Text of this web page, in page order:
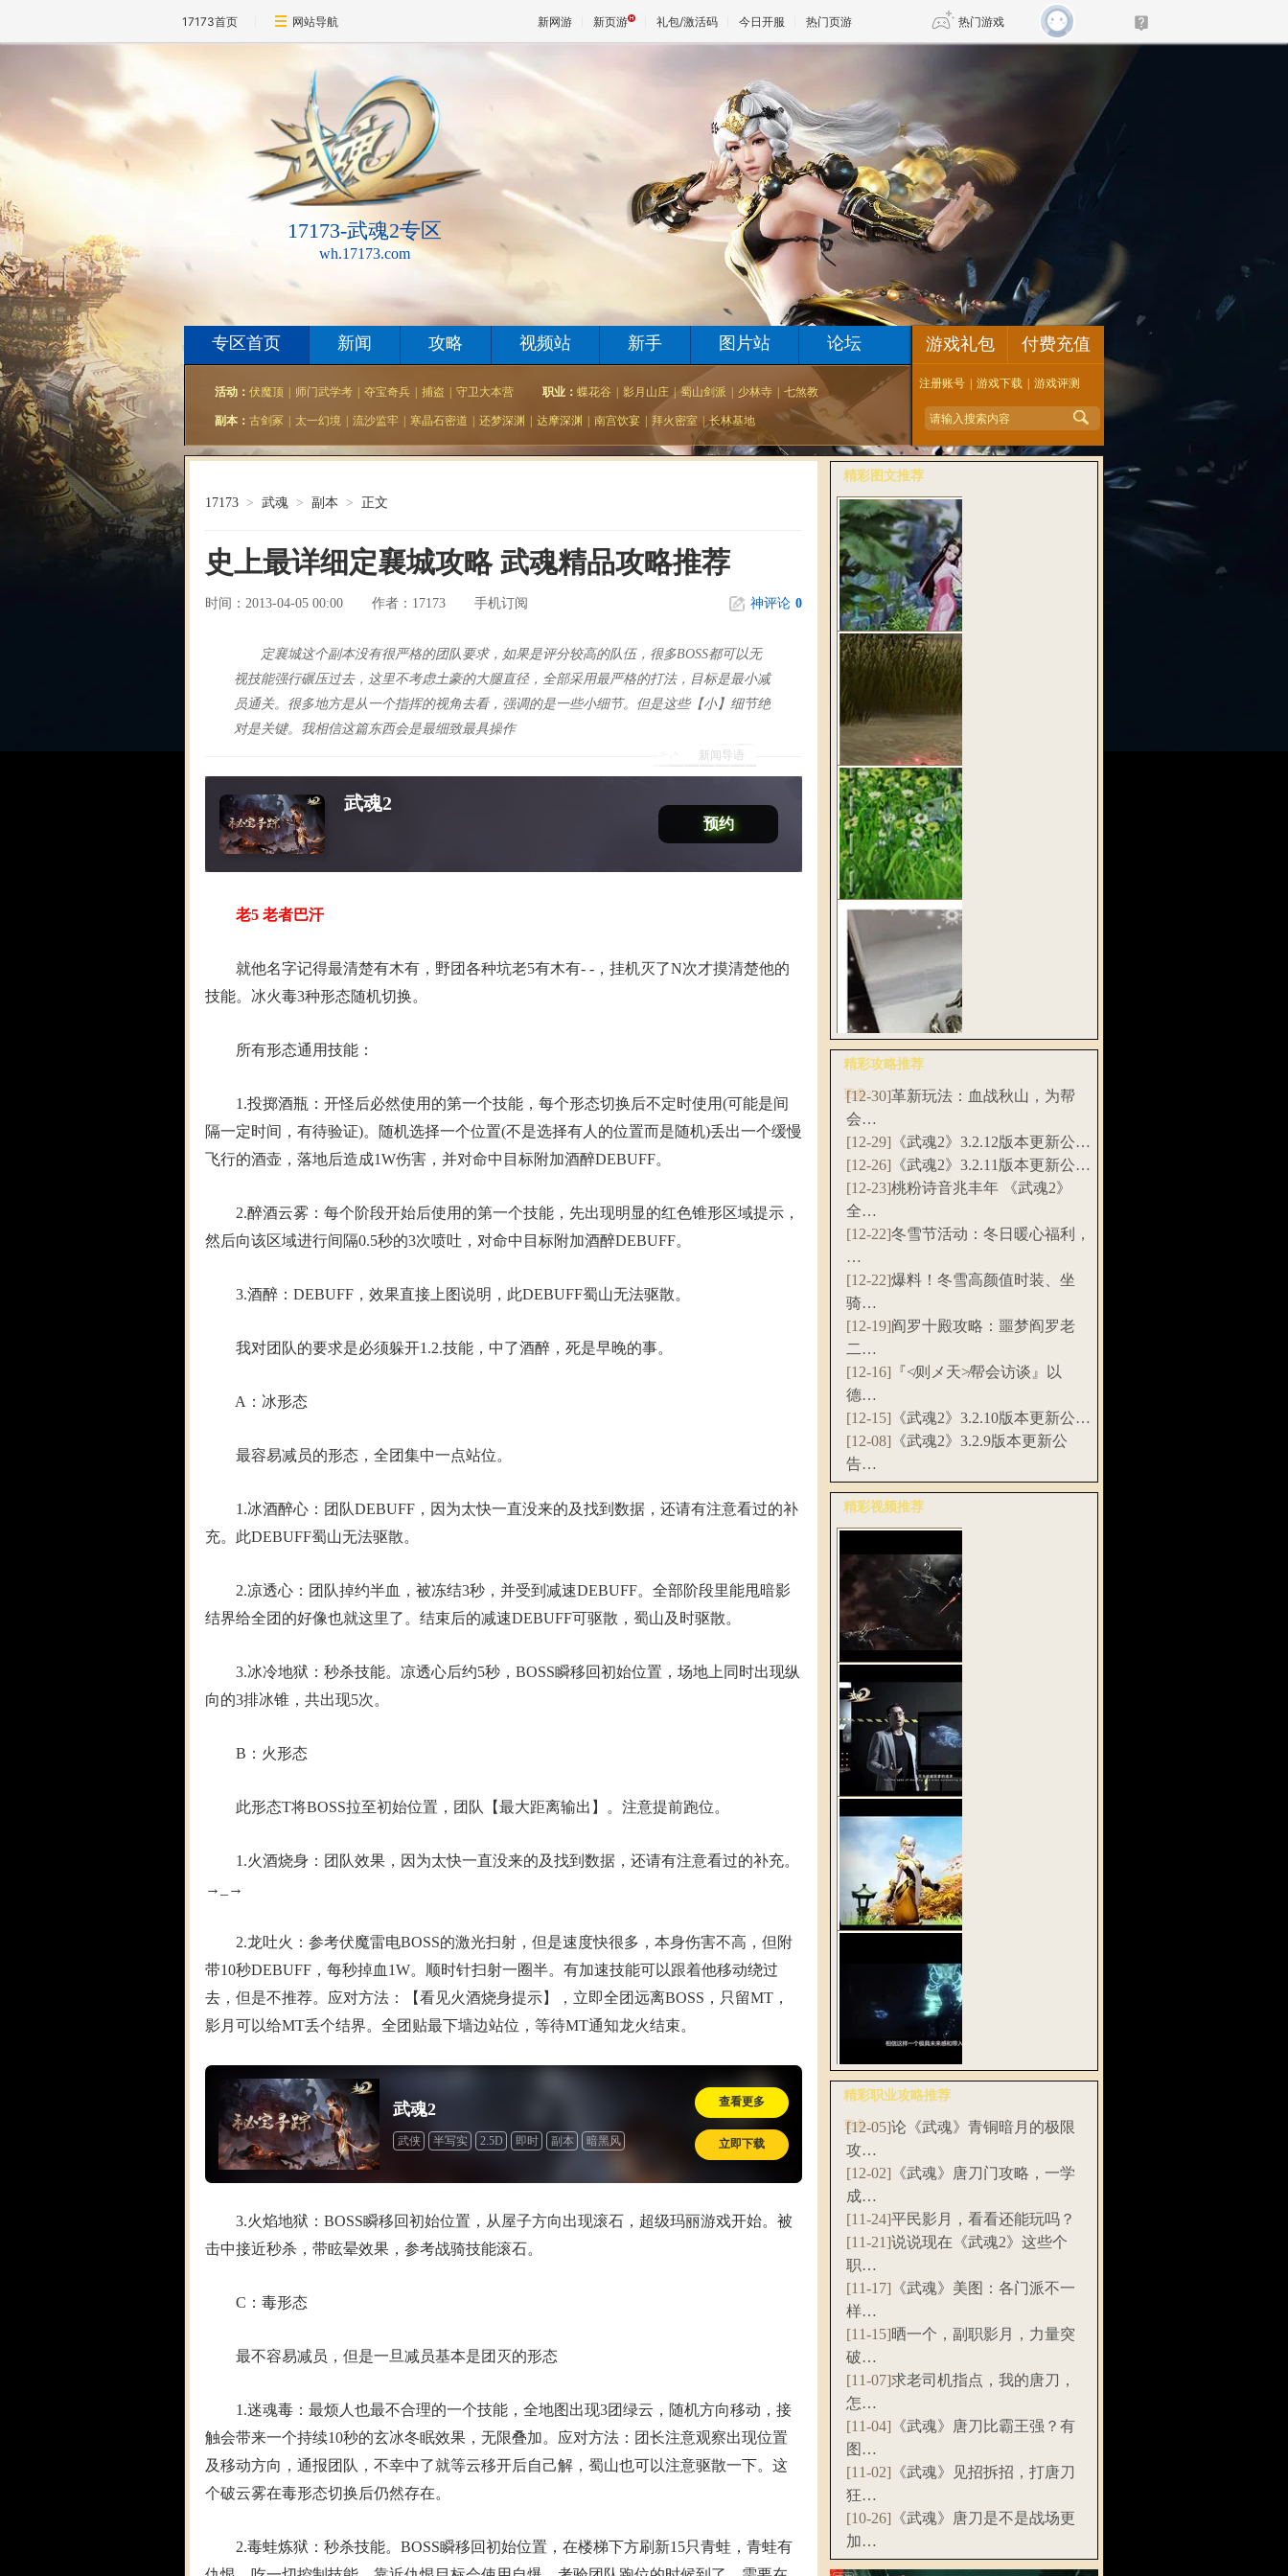
17173首页 网站导航 新网游 新页游 礼包/激活码 今日开服 热门页游 热门游戏
魔兽
天堂 剑网3旗舰版 新天龙八部
王权与自由 诛仙世界 新仙侠5
17173-武魂2专区
wh.17173.com
专区首页 新闻 攻略 视频站 新手 图片站 论坛
活动： 伏魔顶 师门武学考 夺宝奇兵 捕盗 守卫大本营 职业： 蝶花谷 影月山庄 蜀山剑派 少林寺 七煞教
副本： 古剑冢 太一幻境 流沙监牢 寒晶石密道 还梦深渊 达摩深渊 南宫饮宴 拜火密室 长林基地
游戏礼包 付费充值
注册账号 游戏下载 游戏评测
17173 > 武魂 > 副本 > 正文
史上最详细定襄城攻略 武魂精品攻略推荐
时间：2013-04-05 00:00 作者： 17173 手机订阅 神评论 0
新闻导语
定襄城这个副本没有很严格的团队要求，如果是评分较高的队伍，很多BOSS都可以无
视技能强行碾压过去，这里不考虑土豪的大腿直径，全部采用最严格的打法，目标是最小减
员通关。很多地方是从一个指挥的视角去看，强调的是一些小细节。但是这些【小】细节绝
对是关键。我相信这篇东西会是最细致最具操作
武魂2
预约
老5 老者巴汗
就他名字记得最清楚有木有，野团各种坑老5有木有- -，挂机灭了N次才摸清楚他的
技能。冰火毒3种形态随机切换。
所有形态通用技能：
1.投掷酒瓶：开怪后必然使用的第一个技能，每个形态切换后不定时使用(可能是间
隔一定时间，有待验证)。随机选择一个位置(不是选择有人的位置而是随机)丢出一个缓慢
飞行的酒壶，落地后造成1W伤害，并对命中目标附加酒醉DEBUFF。
2.醉酒云雾：每个阶段开始后使用的第一个技能，先出现明显的红色锥形区域提示，
然后向该区域进行间隔0.5秒的3次喷吐，对命中目标附加酒醉DEBUFF。
3.酒醉：DEBUFF，效果直接上图说明，此DEBUFF蜀山无法驱散。
我对团队的要求是必须躲开1.2.技能，中了酒醉，死是早晚的事。
A：冰形态
最容易减员的形态，全团集中一点站位。
1.冰酒醉心：团队DEBUFF，因为太快一直没来的及找到数据，还请有注意看过的补
充。此DEBUFF蜀山无法驱散。
2.凉透心：团队掉约半血，被冻结3秒，并受到减速DEBUFF。全部阶段里能甩暗影
结界给全团的好像也就这里了。结束后的减速DEBUFF可驱散，蜀山及时驱散。
3.冰冷地狱：秒杀技能。凉透心后约5秒，BOSS瞬移回初始位置，场地上同时出现纵
向的3排冰锥，共出现5次。
B：火形态
此形态T将BOSS拉至初始位置，团队【最大距离输出】。注意提前跑位。
1.火酒烧身：团队效果，因为太快一直没来的及找到数据，还请有注意看过的补充。
→_→
2.龙吐火：参考伏魔雷电BOSS的激光扫射，但是速度快很多，本身伤害不高，但附
带10秒DEBUFF，每秒掉血1W。顺时针扫射一圈半。有加速技能可以跟着他移动绕过
去，但是不推荐。应对方法：【看见火酒烧身提示】，立即全团远离BOSS，只留MT，
影月可以给MT丢个结界。全团贴最下墙边站位，等待MT通知龙火结束。
武魂2
武侠 半写实 2.5D 即时 副本
暗黑风
查看更多
立即下载
3.火焰地狱：BOSS瞬移回初始位置，从屋子方向出现滚石，超级玛丽游戏开始。被
击中接近秒杀，带眩晕效果，参考战骑技能滚石。
C：毒形态
最不容易减员，但是一旦减员基本是团灭的形态
1.迷魂毒：最烦人也最不合理的一个技能，全地图出现3团绿云，随机方向移动，接
触会带来一个持续10秒的玄冰冬眠效果，无限叠加。应对方法：团长注意观察出现位置
及移动方向，通报团队，不幸中了就等云移开后自己解，蜀山也可以注意驱散一下。这
个破云雾在毒形态切换后仍然存在。
2.毒蛙炼狱：秒杀技能。BOSS瞬移回初始位置，在楼梯下方刷新15只青蛙，青蛙有
精彩图文推荐
更多>>
桃粉诗音兆丰年
《武魂2》全…
爆料：纯古风桃
花扇，招财土…
《武魂》“千刀
破”资料片新…
爆料！《武魂2》
联赛特制实…
精彩攻略推荐
更多>>
[12-30]革新玩法：血战秋山，为帮
会…
[12-29] 《武魂2》3.2.12版本更新公…
[12-26] 《武魂2》3.2.11版本更新公…
[12-23]桃粉诗音兆丰年 《武魂2》
全…
[12-22]冬雪节活动：冬日暖心福利，
…
[12-22]爆料！冬雪高颜值时装、坐
骑…
[12-19]阎罗十殿攻略：噩梦阎罗老
二…
[12-16] 『≮则メ天≯帮会访谈』以
德…
[12-15] 《武魂2》3.2.10版本更新公…
[12-08] 《武魂2》3.2.9版本更新公
告…
精彩视频推荐
《武魂2》全息
CG预告片：天…
解密网易《武魂
2》全息实验…
《武魂2》多段式
轻功 战斗在…
网易将发布首款
全息动作网游…
精彩职业攻略推荐
更多>>
[12-05]论《武魂》青铜暗月的极限
攻…
[12-02] 《武魂》唐刀门攻略，一学
成…
[11-24]平民影月，看看还能玩吗？
[11-21]说说现在《武魂2》这些个
职…
[11-17] 《武魂》美图：各门派不一
样…
[11-15]晒一个，副职影月，力量突
破…
[11-07]求老司机指点，我的唐刀，
怎…
[11-04] 《武魂》唐刀比霸王强？有
图…
[11-02] 《武魂》见招拆招，打唐刀
狂…
[10-26] 《武魂》唐刀是不是战场更
加…